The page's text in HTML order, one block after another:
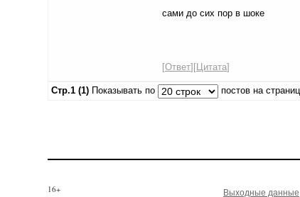
сами до сих пор в шоке
[Ответ][Цитата]
Стр.1 (1) Показывать по постов на
16+ Выходные данные